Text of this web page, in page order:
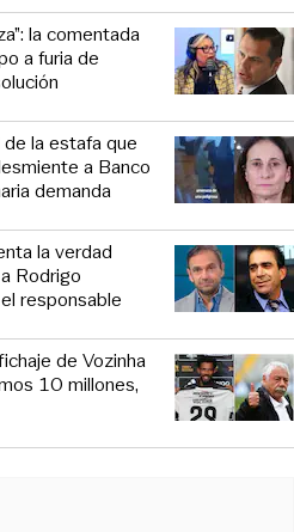
la comentada
a furia de
la estafa que
a Banco
demanda
la verdad
Rodrigo
responsable
de Vozinha
10 millones,